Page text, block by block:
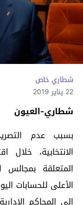
شطاري خاص
22 يناير 2019
شطاري-العيون
بسبب عدم
المتعلقة بمجالس
إلى المحاكم